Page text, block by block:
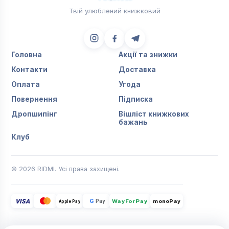
Твій улюблений книжковий
Головна
Акції та знижки
Контакти
Доставка
Оплата
Угода
Повернення
Підписка
Дропшипінг
Вішліст книжкових
бажань
Клуб
© 2026 RIDMI. Усі права захищені.
VISA Apple Pay G Pay WayForPay monoPay